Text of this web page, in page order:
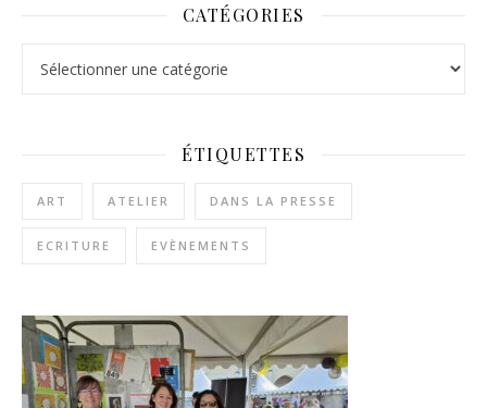
CATÉGORIES
ÉTIQUETTES
ART ATELIER DANS LA PRESSE
ECRITURE EVÈNEMENTS